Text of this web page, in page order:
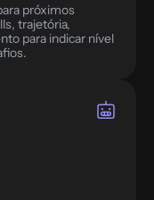
próximos
trajetória,
para indicar nível